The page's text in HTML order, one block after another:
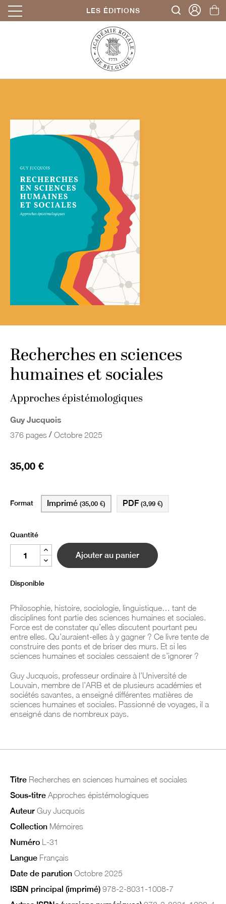
LES ÉDITIONS
Recherches en sciences
humaines et sociales
Approches épistémologiques
Guy Jucquois
376 pages / Octobre 2025
35,00 €
Format Imprimé (35,00 €) PDF (3,99 €)
Quantité
Ajouter au panier
Disponible
Philosophie, histoire, sociologie, linguistique… tant de
disciplines font partie des sciences humaines et sociales.
Force est de constater qu’elles discutent pourtant peu
entre elles. Qu’auraient-elles à y gagner ? Ce livre tente de
construire des ponts et de briser des murs. Et si les
sciences humaines et sociales cessaient de s’ignorer ?
Guy Jucquois, professeur ordinaire à l’Université de
Louvain, membre de l’ARB et de plusieurs académies et
sociétés savantes, a enseigné différentes matières de
sciences humaines et sociales. Passionné de voyages, il a
enseigné dans de nombreux pays.
Titre Recherches en sciences humaines et sociales
Sous-titre Approches épistémologiques
Auteur Guy Jucquois
Collection Mémoires
Numéro L-31
Langue Français
Date de parution Octobre 2025
ISBN principal (imprimé) 978-2-8031-1008-7